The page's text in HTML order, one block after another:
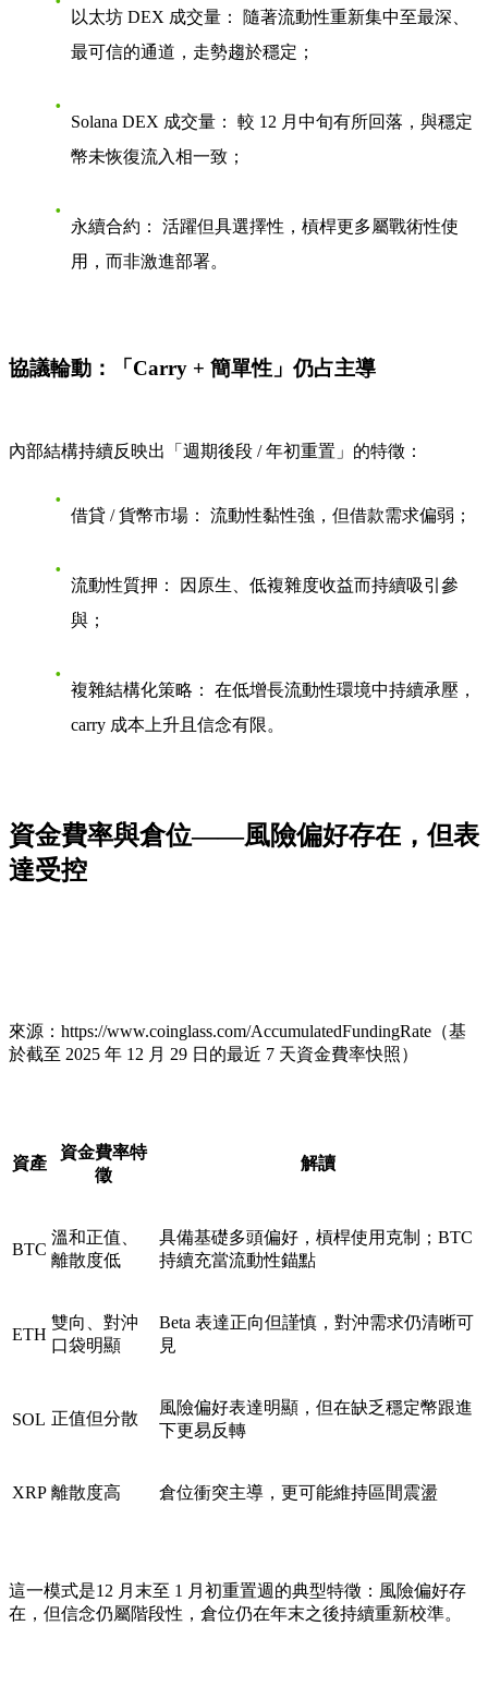
以太坊 DEX 成交量：
隨著流動性重新集中至最深、
最可信的通道，走勢趨於穩定；
Solana DEX 成交量：
較 12 月中旬有所回落，與穩定
幣未恢復流入相一致；
永續合約：
活躍但具選擇性，槓桿更多屬戰術性使
用，而非激進部署。
協議輪動： 「Carry + 簡單性」仍占主導
內部結構持續反映出「週期後段 / 年初重置」的特徵：
借貸 / 貨幣市場： 流動性黏性強，但借款需求偏弱；
流動性質押：
因原生、低複雜度收益而持續吸引參
與；
複雜結構化策略：
在低增長流動性環境中持續承壓，
carry 成本上升且信念有限。
資金費率與倉位——風險偏好存在，但表
達受控
來源：https://www.coinglass.com/AccumulatedFundingRate（基
於截至 2025 年 12 月 29 日的最近 7 天資金費率快照）
資產
資金費率特
徵
解讀
BTC
溫和正值、
離散度低
具備基礎多頭偏好，槓桿使用克制；BTC
持續充當流動性錨點
ETH
雙向、對沖
口袋明顯
Beta 表達正向但謹慎，對沖需求仍清晰可
見
SOL 正值但分散
風險偏好表達明顯，但在缺乏穩定幣跟進
下更易反轉
XRP 離散度高 倉位衝突主導，更可能維持區間震盪
這一模式是12 月末至 1 月初重置週的典型特徵：風險偏好存
在，但信念仍屬階段性，倉位仍在年末之後持續重新校準。